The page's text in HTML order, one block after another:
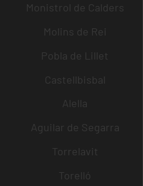
Monistrol de Calders
Molins de Rei
Pobla de Lillet
Castellbisbal
Alella
Aguilar de Segarra
Torrelavit
Torelló